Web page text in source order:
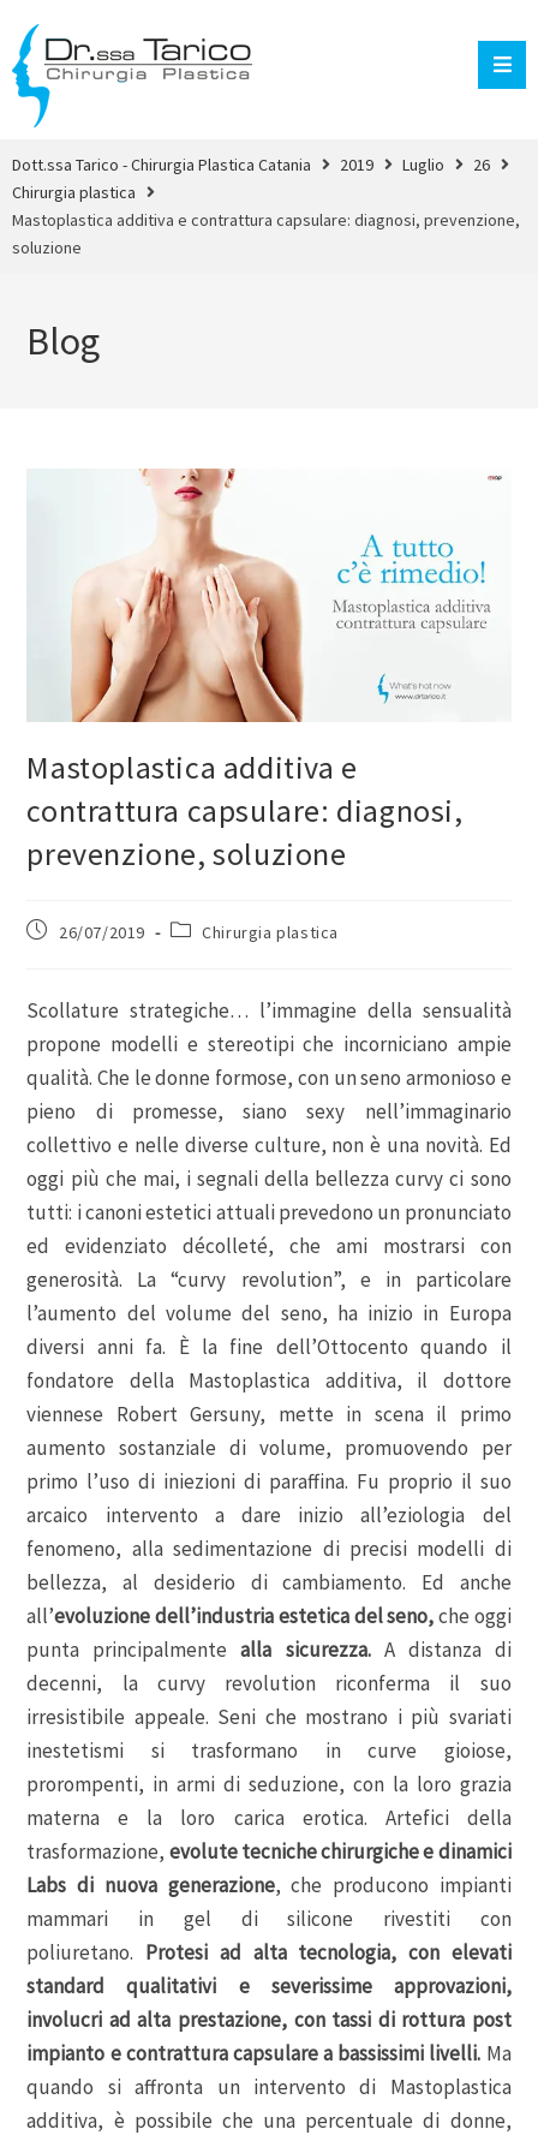
Dott.ssa Tarico - Chirurgia Plastica Catania 2019 Luglio
26
Chirurgia plastica
Mastoplastica additiva e contrattura capsulare: diagnosi, prevenzione,
soluzione
Blog
Mastoplastica additiva e
contrattura capsulare: diagnosi,
prevenzione, soluzione
26/07/2019 Chirurgia plastica
Scollature strategiche… l’immagine della sensualità
propone modelli e stereotipi che incorniciano ampie
qualità. Che le donne formose, con un seno armonioso e
pieno di promesse, siano sexy nell’immaginario
collettivo e nelle diverse culture, non è una novità. Ed
oggi più che mai, i segnali della bellezza curvy ci sono
tutti: i canoni estetici attuali prevedono un pronunciato
ed evidenziato décolleté, che ami mostrarsi con
generosità. La “curvy revolution”, e in particolare
l’aumento del volume del seno, ha inizio in Europa
diversi anni fa. È la fine dell’Ottocento quando il
fondatore della Mastoplastica additiva, il dottore
viennese Robert Gersuny, mette in scena il primo
aumento sostanziale di volume, promuovendo per
primo l’uso di iniezioni di paraffina. Fu proprio il suo
arcaico intervento a dare inizio all’eziologia del
fenomeno, alla sedimentazione di precisi modelli di
bellezza, al desiderio di cambiamento. Ed anche
all’evoluzione dell’industria estetica del seno,che oggi
punta principalmentealla sicurezza. A distanza di
decenni, la curvy revolution riconferma il suo
irresistibile appeale. Seni che mostrano i più svariati
inestetismi si trasformano in curve gioiose,
prorompenti, in armi di seduzione, con la loro grazia
materna e la loro carica erotica. Artefici della
trasformazione, evolute tecniche chirurgiche e dinamici
Labs di nuova generazione, che producono impianti
mammari in gel di silicone rivestiti con
poliuretano. Protesi ad alta tecnologia, con elevati
standard qualitativi e severissime approvazioni,
involucri ad alta prestazione, con tassi di rottura post
impianto e contrattura capsulare a bassissimi livelli. Ma
quando si affronta un intervento di Mastoplastica
additiva, è possibile che una percentuale di donne,